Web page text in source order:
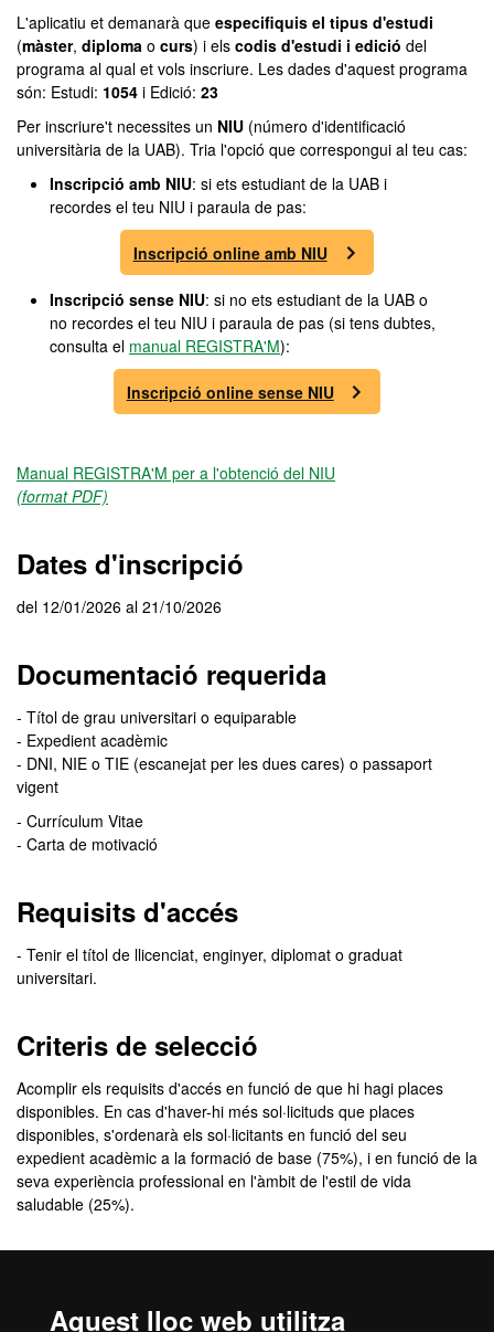
Aquest lloc web utilitza
L'aplicatiu et demanarà que especifiquis el tipus d'estudi
(màster, diploma o curs) i els codis d'estudi i edició del
programa al qual et vols inscriure. Les dades d'aquest programa
són: Estudi: 1054 i Edició: 23
Per inscriure't necessites un NIU (número d'identificació
universitària de la UAB). Tria l'opció que correspongui al teu cas:
Inscripció amb NIU: si ets estudiant de la UAB i
recordes el teu NIU i paraula de pas:
Inscripció online amb NIU
Inscripció sense NIU: si no ets estudiant de la UAB o
no recordes el teu NIU i paraula de pas (si tens dubtes,
consulta el manual REGISTRA'M):
Inscripció online sense NIU
Manual REGISTRA'M per a l'obtenció del NIU
(format PDF)
Dates d'inscripció
del 12/01/2026 al 21/10/2026
Documentació requerida
- Títol de grau universitari o equiparable
- Expedient acadèmic
- DNI, NIE o TIE (escanejat per les dues cares) o passaport
vigent
- Currículum Vitae
- Carta de motivació
Requisits d'accés
- Tenir el títol de llicenciat, enginyer, diplomat o graduat
universitari.
Criteris de selecció
Acomplir els requisits d'accés en funció de que hi hagi places
disponibles. En cas d'haver-hi més sol·licituds que places
disponibles, s'ordenarà els sol·licitants en funció del seu
expedient acadèmic a la formació de base (75%), i en funció de la
seva experiència professional en l'àmbit de l'estil de vida
saludable (25%).
resultat de l’admissió el rebràs, de manera personalitzada, a